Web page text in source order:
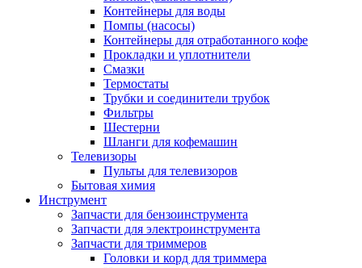
Контейнеры для воды
Помпы (насосы)
Контейнеры для отработанного кофе
Прокладки и уплотнители
Смазки
Термостаты
Трубки и соединители трубок
Фильтры
Шестерни
Шланги для кофемашин
Телевизоры
Пульты для телевизоров
Бытовая химия
Инструмент
Запчасти для бензоинструмента
Запчасти для электроинструмента
Запчасти для триммеров
Головки и корд для триммера